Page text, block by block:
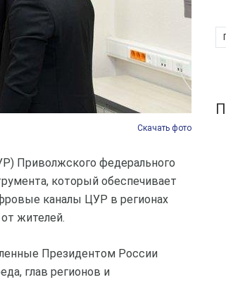
Скачать фото
Приволжского федерального
который обеспечивает
каналы ЦУР в регионах
жителей.
Президентом России
глав регионов и